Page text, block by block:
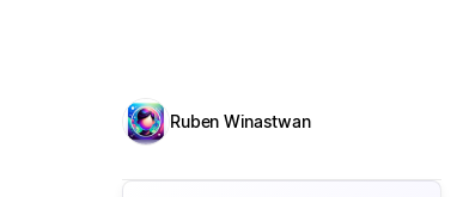
Ruben Winastwan